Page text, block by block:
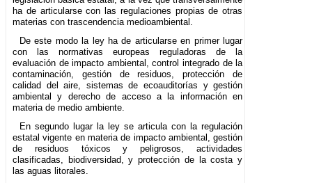
ha de articularse con las regulaciones propias de otras
materias con trascendencia medioambiental.
De este modo la ley ha de articularse en primer lugar
con las normativas europeas reguladoras de la
evaluación de impacto ambiental, control integrado de la
contaminación, gestión de residuos, protección de
calidad del aire, sistemas de ecoauditorías y gestión
ambiental y derecho de acceso a la información en
materia de medio ambiente.
En segundo lugar la ley se articula con la regulación
estatal vigente en materia de impacto ambiental, gestión
de residuos tóxicos y peligrosos, actividades
clasificadas, biodiversidad, y protección de la costa y
las aguas litorales.